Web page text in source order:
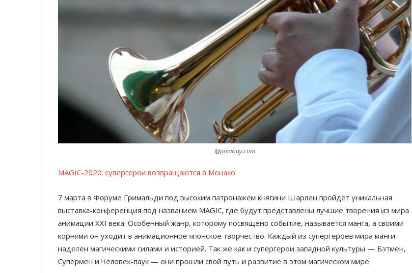
@pixabay.com
MAGIC-2020: супергерои возвращаются в Монако
7 марта в Форуме Гримальди под высоким патронажем княгини Шарлен пройдёт уникальная
выставка-конференция под названием MAGIC, где будут представлены лучшие творения из мира
анимации XXI века. Особенный жанр, которому посвящено событие, называется манга, а своими
корнями он уходит в анимационное японское творчество. Каждый из супергероев мира манги
наделён магическими силами и историей. Так же как и супергерои западной культуры — Бэтмен,
Супермен и Человек-паук — они прошли свой путь и развитие в этом магическом мире.